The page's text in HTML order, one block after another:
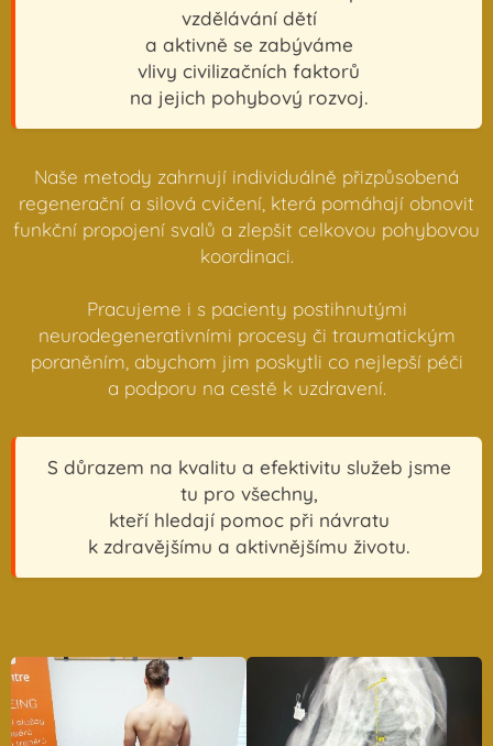
vzdělávání dětí
a aktivně se zabýváme
vlivy civilizačních faktorů
na jejich pohybový rozvoj.
Naše metody zahrnují individuálně přizpůsobená
regenerační a silová cvičení, která pomáhají obnovit
funkční propojení svalů a zlepšit celkovou pohybovou
koordinaci.
Pracujeme i s pacienty postihnutými
neurodegenerativními procesy či traumatickým
poraněním, abychom jim poskytli co nejlepší péči
a podporu na cestě k uzdravení.
S důrazem na kvalitu a efektivitu služeb jsme
tu pro všechny,
kteří hledají pomoc při návratu
k zdravějšímu a aktivnějšímu životu.